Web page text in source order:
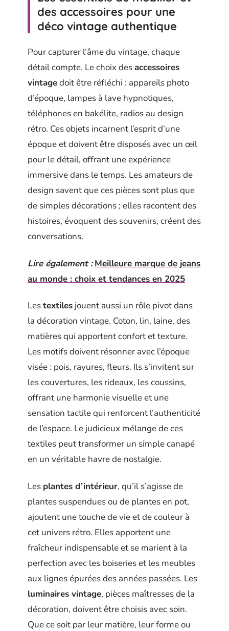
des accessoires pour une
déco vintage authentique
Pour capturer l’âme du vintage, chaque
détail compte. Le choix desaccessoires
vintagedoit être réfléchi : appareils photo
d’époque, lampes à lave hypnotiques,
téléphones en bakélite, radios au design
rétro. Ces objets incarnent l’esprit d’une
époque et doivent être disposés avec un œil
pour le détail, offrant une expérience
immersive dans le temps. Les amateurs de
design savent que ces pièces sont plus que
de simples décorations ; elles racontent des
histoires, évoquent des souvenirs, créent des
conversations.
Lire également : Meilleure marque de jeans
au monde : choix et tendances en 2025
Lestextiles jouent aussi un rôle pivot dans
la décoration vintage. Coton, lin, laine, des
matières qui apportent confort et texture.
Les motifs doivent résonner avec l’époque
visée : pois, rayures, fleurs. Ils s’invitent sur
les couvertures, les rideaux, les coussins,
offrant une harmonie visuelle et une
sensation tactile qui renforcent l’authenticité
de l’espace. Le judicieux mélange de ces
textiles peut transformer un simple canapé
en un véritable havre de nostalgie.
Les plantes d’intérieur, qu’il s’agisse de
plantes suspendues ou de plantes en pot,
ajoutent une touche de vie et de couleur à
cet univers rétro. Elles apportent une
fraîcheur indispensable et se marient à la
perfection avec les boiseries et les meubles
aux lignes épurées des années passées. Les
luminaires vintage, pièces maîtresses de la
décoration, doivent être choisis avec soin.
Que ce soit par leur matière, leur forme ou